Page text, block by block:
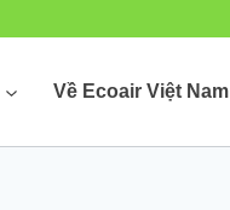
Về Ecoair Việt Nam